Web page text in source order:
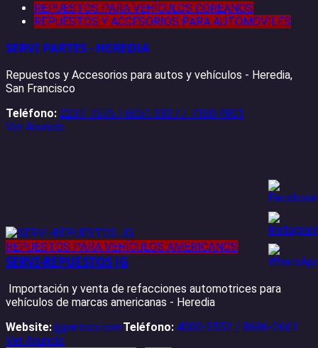
REPUESTOS PARA VEHÍCULOS COREANOS
REPUESTOS Y ACCESORIOS PARA AUTOMOVILES
SERVI PARTES - HEREDIA
Repuestos y Accesorios para autos y vehículos - Heredia,
San Francisco
Teléfono: 2237-7575 / 6051 3937 / 7160 4901
Ver Anuncio
REPUESTOS PARA VEHÍCULOS AMERICANOS
SERVI-REPUESTOS JG
Importación y venta de refacciones automotrices para
vehículos de marcas americanas - Heredia
Website: jgpartscr.comTeléfono: 4000-3552 / 8686-2661
Ver Anuncio